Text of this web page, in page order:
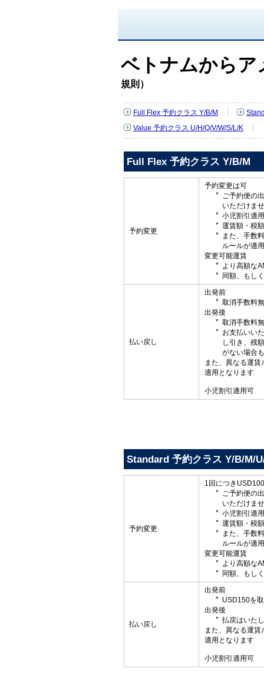
ベトナムからア
規則）
Full Flex 予約クラス Y/B/M
Value 予約クラス U/H/Q/V/W/S/L/K
Full Flex 予約クラス Y/B/M
予約変更
予約変更は可
ご予約便の
いただけま
小児割引適
運賃額・税
また、手数
ルールが適
変更可能運賃
より高額な
同額、もし
払い戻し
出発前
取消手数料
出発後
取消手数料
お支払いい
し引き、残
がない場合
また、異なる運
適用となります
小児割引適用可
Standard 予約クラス Y/B/M/
予約変更
1回につき
ご予約便の
いただけま
小児割引適
運賃額・税
また、手数
ルールが適
変更可能運賃
より高額な
同額、もし
払い戻し
出発前
USD150を
出発後
払戻はいた
また、異なる運
適用となります
小児割引適用可